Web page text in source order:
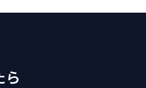
ら